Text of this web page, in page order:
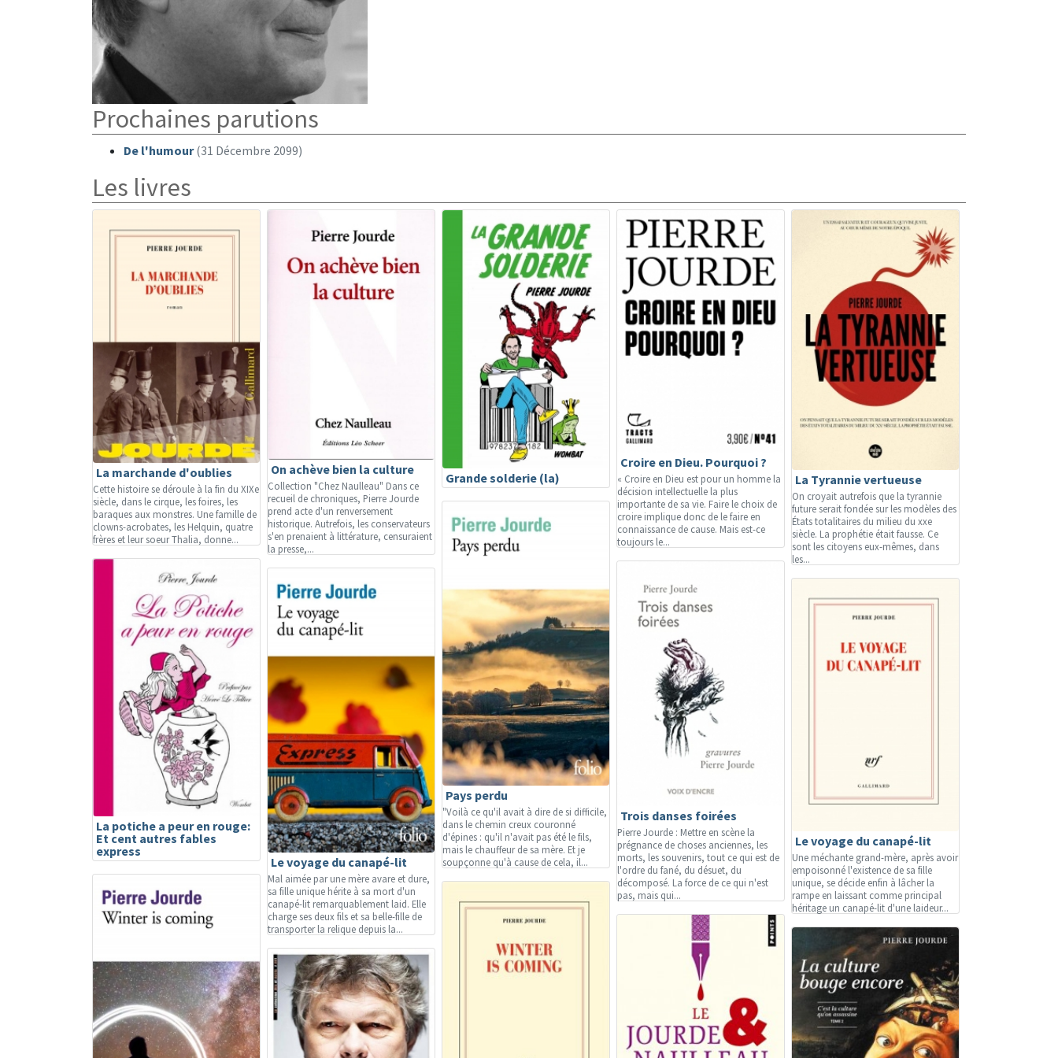
Prochaines parutions
De l'humour(31 Décembre 2099)
Les livres
La marchande d'oublies
Cette histoire se déroule à la fin du XIXe
siècle, dans le cirque, les foires, les
baraques aux monstres. Une famille de
clowns-acrobates, les Helquin, quatre
frères et leur soeur Thalia, donne...
On achève bien la culture
Collection "Chez Naulleau" Dans ce
recueil de chroniques, Pierre Jourde
prend acte d'un renversement
historique. Autrefois, les conservateurs
s'en prenaient à littérature, censuraient
la presse,...
Grande solderie (la)
Croire en Dieu. Pourquoi ?
« Croire en Dieu est pour un homme la
décision intellectuelle la plus
importante de sa vie. Faire le choix de
croire implique donc de le faire en
connaissance de cause. Mais est-ce
toujours le...
La Tyrannie vertueuse
On croyait autrefois que la tyrannie
future serait fondée sur les modèles des
États totalitaires du milieu du xxe
siècle. La prophétie était fausse. Ce
sont les citoyens eux-mêmes, dans
les...
Pays perdu
"Voilà ce qu'il avait à dire de si difficile,
dans le chemin creux couronné
d'épines : qu'il n'avait pas été le fils,
mais le chauffeur de sa mère. Et je
soupçonne qu'à cause de cela, il...
La potiche a peur en rouge:
Et cent autres fables
express
Trois danses foirées
Pierre Jourde : Mettre en scène la
prégnance de choses anciennes, les
morts, les souvenirs, tout ce qui est de
l'ordre du fané, du désuet, du
décomposé. La force de ce qui n'est
pas, mais qui...
Le voyage du canapé-lit
Mal aimée par une mère avare et dure,
sa fille unique hérite à sa mort d'un
canapé-lit remarquablement laid. Elle
charge ses deux fils et sa belle-fille de
transporter la relique depuis la...
Le voyage du canapé-lit
Une méchante grand-mère, après avoir
empoisonné l'existence de sa fille
unique, se décide enfin à lâcher la
rampe en laissant comme principal
héritage un canapé-lit d'une laideur...